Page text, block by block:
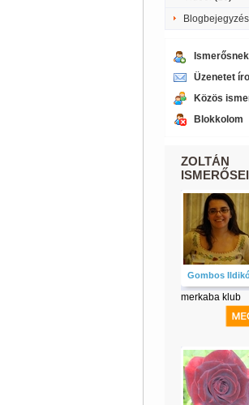
Üzenetet
Közös
Blokkolom
ZOLTÁN
ISMERŐSEI
Gombos
merkaba klub